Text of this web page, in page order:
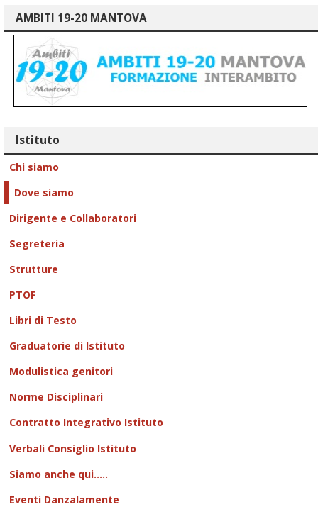
AMBITI 19-20 MANTOVA
Istituto
Chi siamo
Dove siamo
Dirigente e Collaboratori
Segreteria
Strutture
PTOF
Libri di Testo
Graduatorie di Istituto
Modulistica genitori
Norme Disciplinari
Contratto Integrativo Istituto
Verbali Consiglio Istituto
Siamo anche qui.....
Eventi Danzalamente